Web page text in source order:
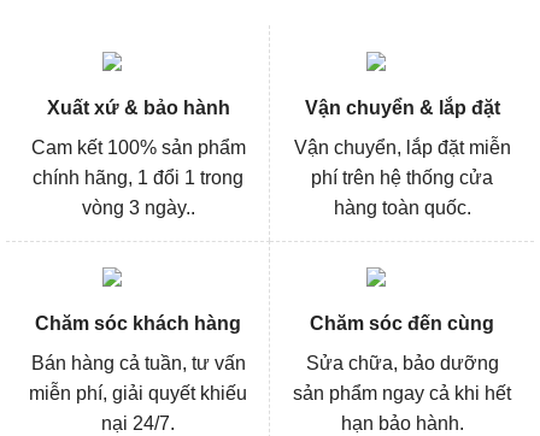
Xuất xứ & bảo hành
Cam kết 100% sản phẩm
chính hãng, 1 đổi 1 trong
vòng 3 ngày..
Vận chuyển & lắp đặt
Vận chuyển, lắp đặt miễn
phí trên hệ thống cửa
hàng toàn quốc.
Chăm sóc khách hàng
Bán hàng cả tuần, tư vấn
miễn phí, giải quyết khiếu
nại 24/7.
Chăm sóc đến cùng
Sửa chữa, bảo dưỡng
sản phẩm ngay cả khi hết
hạn bảo hành.